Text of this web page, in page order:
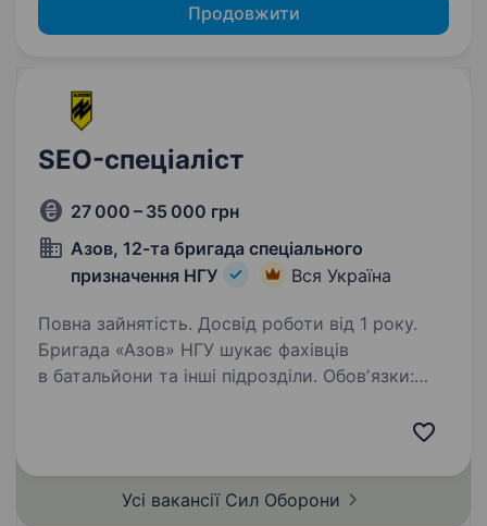
Продовжити
SEO-спеціаліст
27 000 – 35 000 грн
Азов, 12-та бригада спеціального
призначення НГУ
Вся Україна
Повна зайнятість. Досвід роботи від 1 року.
Бригада «Азов» НГУ шукає фахівців
в батальйони та інші підрозділи. Обовʼязки:
Усі вакансії Сил Оборони